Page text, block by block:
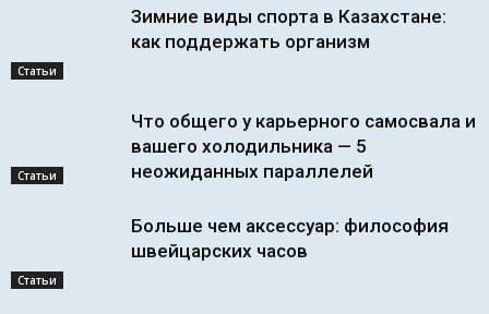
Статьи
Зимние виды спорта в Казахстане:
как поддержать организм
Статьи
Что общего у карьерного самосвала и
вашего холодильника — 5
неожиданных параллелей
Статьи
Больше чем аксессуар: философия
швейцарских часов